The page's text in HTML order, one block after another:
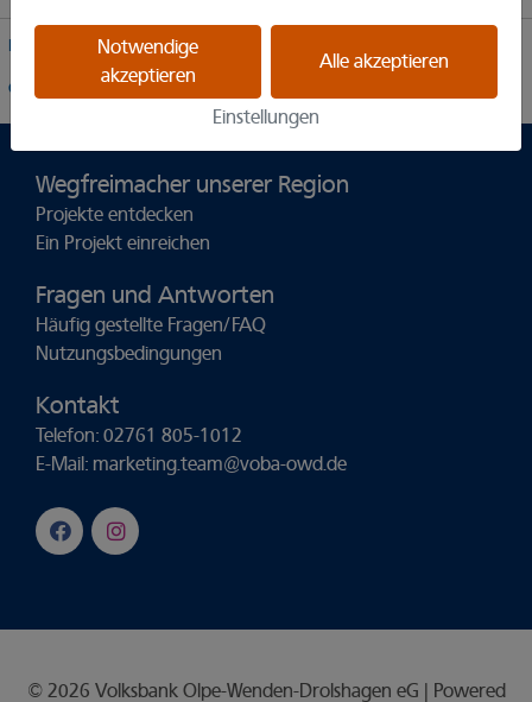
Notwendige
akzeptieren
Alle akzeptieren
Einstellungen
Partner Impressum
Cookie-Einstellungen
Wegfreimacher unserer Region
Projekte entdecken
Ein Projekt einreichen
Fragen und Antworten
Häufig gestellte Fragen/FAQ
Nutzungsbedingungen
Kontakt
Telefon: 02761 805-1012
E-Mail: marketing.team@voba-owd.de
© 2026 Volksbank Olpe-Wenden-Drolshagen eG | Powered